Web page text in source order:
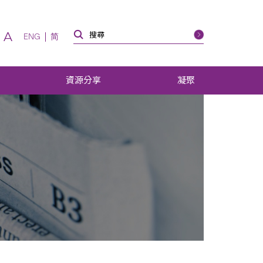
A ENG 简
資源分享 凝聚